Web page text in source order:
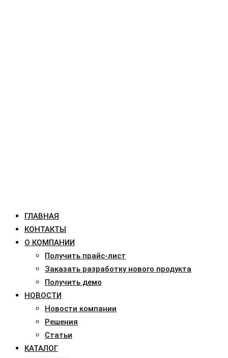
ГЛАВНАЯ
КОНТАКТЫ
О КОМПАНИИ
Получить прайс-лист
Заказать разработку нового продукта
Получить демо
НОВОСТИ
Новости компании
Решения
Статьи
КАТАЛОГ